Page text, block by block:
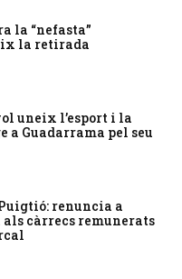
la “nefasta”
la retirada
uneix l’esport i la
a Guadarrama pel seu
renuncia a
als càrrecs remunerats